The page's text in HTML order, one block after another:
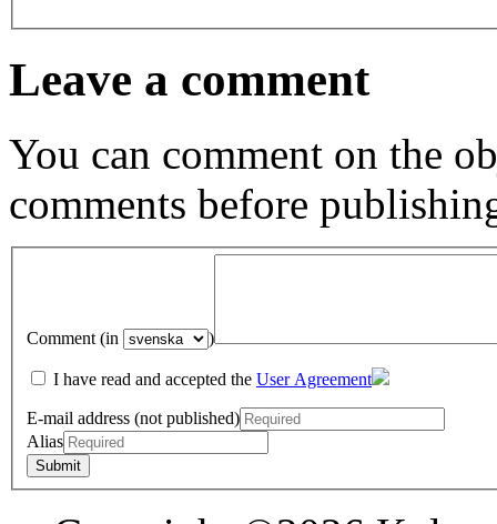
Leave a comment
You can comment on the
comments before
Comment (in )
I have read and accepted the User Agreement
E-mail address (not published)
Alias